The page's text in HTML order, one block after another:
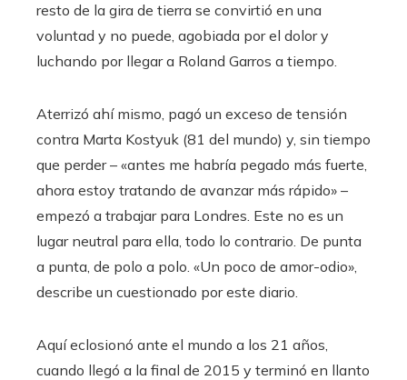
resto de la gira de tierra se convirtió en una
voluntad y no puede, agobiada por el dolor y
luchando por llegar a Roland Garros a tiempo.
Aterrizó ahí mismo, pagó un exceso de tensión
contra Marta Kostyuk (81 del mundo) y, sin tiempo
que perder – «antes me habría pegado más fuerte,
ahora estoy tratando de avanzar más rápido» –
empezó a trabajar para Londres. Este no es un
lugar neutral para ella, todo lo contrario. De punta
a punta, de polo a polo. «Un poco de amor-odio»,
describe un cuestionado por este diario.
Aquí eclosionó ante el mundo a los 21 años,
cuando llegó a la final de 2015 y terminó en llanto